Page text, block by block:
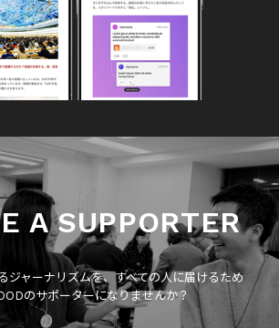
A SUPPORTER
ジャーナリズムを、すべての人に届けるため
のサポーターになりませんか？